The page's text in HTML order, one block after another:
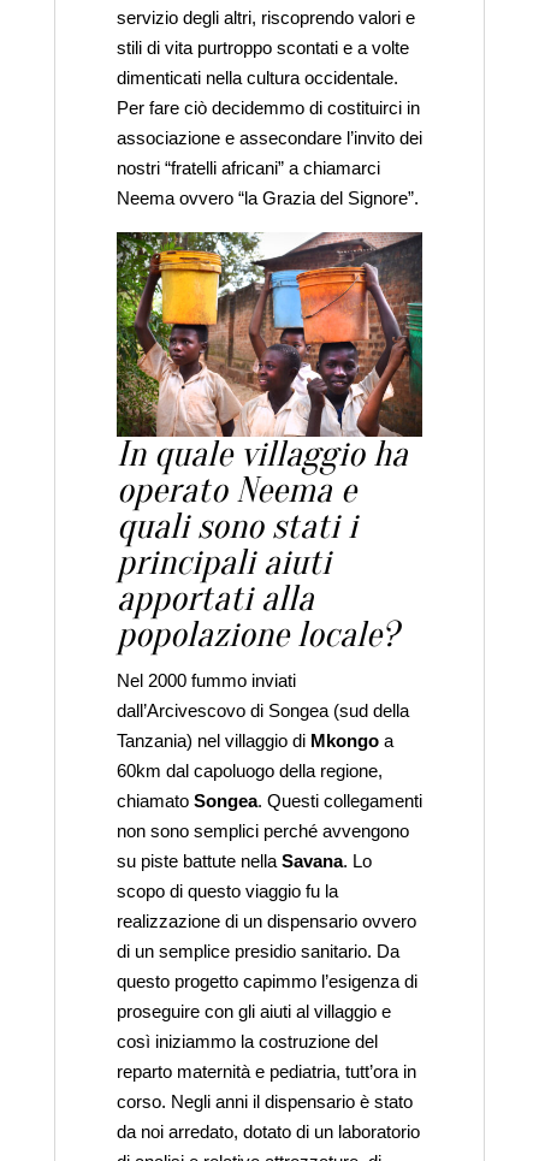
servizio degli altri, riscoprendo valori e
stili di vita purtroppo scontati e a volte
dimenticati nella cultura occidentale.
Per fare ciò decidemmo di costituirci in
associazione e assecondare l’invito dei
nostri “fratelli africani” a chiamarci
Neema ovvero “la Grazia del Signore”.
In quale villaggio ha
operato Neema e
quali sono stati i
principali aiuti
apportati alla
popolazione locale?
Nel 2000 fummo inviati
dall’Arcivescovo di Songea (sud della
Tanzania) nel villaggio di Mkongoa
60km dal capoluogo della regione,
chiamato Songea. Questi collegamenti
non sono semplici perché avvengono
su piste battute nella Savana. Lo
scopo di questo viaggio fu la
realizzazione di un dispensario ovvero
di un semplice presidio sanitario. Da
questo progetto capimmo l’esigenza di
proseguire con gli aiuti al villaggio e
così iniziammo la costruzione del
reparto maternità e pediatria, tutt’ora in
corso. Negli anni il dispensario è stato
da noi arredato, dotato di un laboratorio